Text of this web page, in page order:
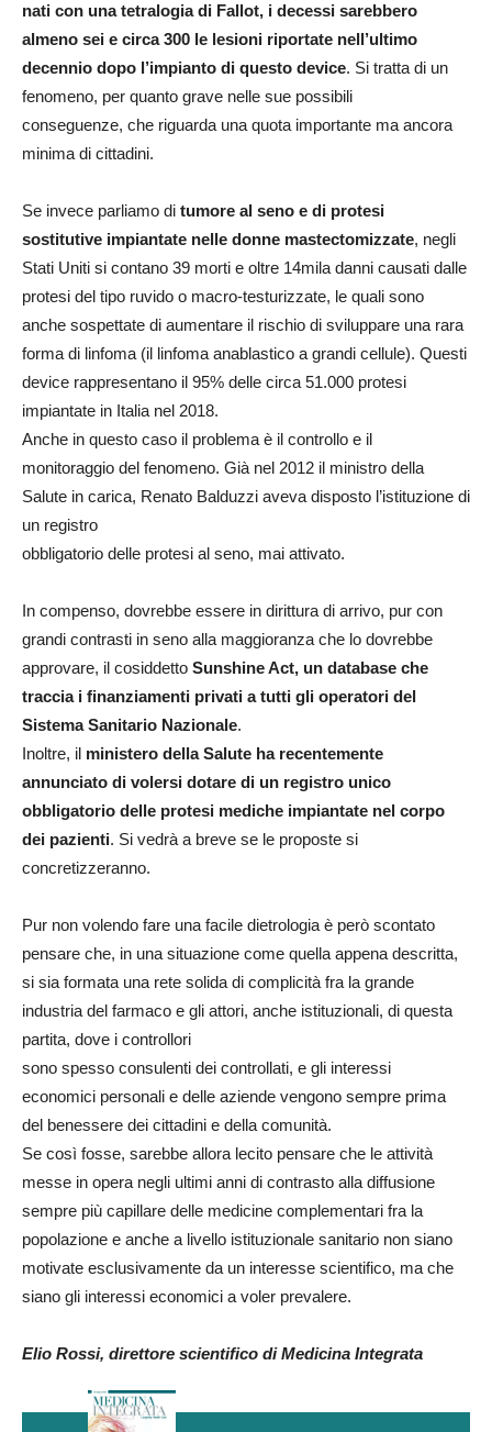
nati con una tetralogia di Fallot, i decessi sarebbero
almeno sei e circa 300 le lesioni riportate nell’ultimo
decennio dopo l’impianto di questo device. Si tratta di un
fenomeno, per quanto grave nelle sue possibili
conseguenze, che riguarda una quota importante ma ancora
minima di cittadini.
Se invece parliamo di tumore al seno e di protesi
sostitutive impiantate nelle donne mastectomizzate, negli
Stati Uniti si contano 39 morti e oltre 14mila danni causati dalle
protesi del tipo ruvido o macro-testurizzate, le quali sono
anche sospettate di aumentare il rischio di sviluppare una rara
forma di linfoma (il linfoma anablastico a grandi cellule). Questi
device rappresentano il 95% delle circa 51.000 protesi
impiantate in Italia nel 2018.
Anche in questo caso il problema è il controllo e il
monitoraggio del fenomeno. Già nel 2012 il ministro della
Salute in carica, Renato Balduzzi aveva disposto l’istituzione di
un registro
obbligatorio delle protesi al seno, mai attivato.
In compenso, dovrebbe essere in dirittura di arrivo, pur con
grandi contrasti in seno alla maggioranza che lo dovrebbe
approvare, il cosiddetto Sunshine Act, un database che
traccia i finanziamenti privati a tutti gli operatori del
Sistema Sanitario Nazionale.
Inoltre, il ministero della Salute ha recentemente
annunciato di volersi dotare di un registro unico
obbligatorio delle protesi mediche impiantate nel corpo
dei pazienti. Si vedrà a breve se le proposte si
concretizzeranno.
Pur non volendo fare una facile dietrologia è però scontato
pensare che, in una situazione come quella appena descritta,
si sia formata una rete solida di complicità fra la grande
industria del farmaco e gli attori, anche istituzionali, di questa
partita, dove i controllori
sono spesso consulenti dei controllati, e gli interessi
economici personali e delle aziende vengono sempre prima
del benessere dei cittadini e della comunità.
Se così fosse, sarebbe allora lecito pensare che le attività
messe in opera negli ultimi anni di contrasto alla diffusione
sempre più capillare delle medicine complementari fra la
popolazione e anche a livello istituzionale sanitario non siano
motivate esclusivamente da un interesse scientifico, ma che
siano gli interessi economici a voler prevalere.
Elio Rossi, direttore scientifico di Medicina Integrata